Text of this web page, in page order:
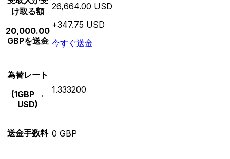
け取る額
20,000.00
GBPを送金
26,664.00 USD
+347.75 USD
今すぐ送金
為替レート
(1GBP →
USD)
1.333200
送金手数料 0 GBP